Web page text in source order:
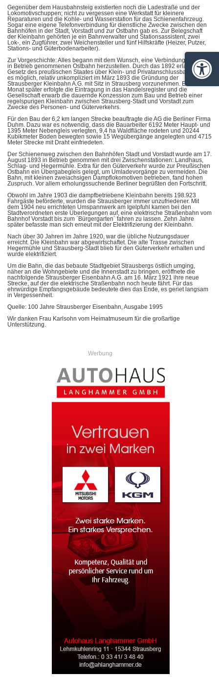
Gegenüber dem Hausbahnsteig existierten noch die Ladestraße und der
Lokomotivschuppen; nicht zu vergessen eine Werkstatt für kleinere
Reparaturen und die Kohle- und Wasserstation für das Schienenfahrzeug.
Sogar eine eigene Telefonverbindung für dienstliche Zwecke zwischen den
Bahnhöfen in der Stadt, Vorstadt und zur Ostbahn gab es. Zur Belegschaft
der Kleinbahn gehörten je ein Bahnverwalter und Stationsassistent, zwei
Lok-, ein Zugführer, zwei Weichensteller und fünf Hilfskräfte (Heizer, Putzer,
Stations- und Güterbodenarbeiter).
Zur Vorgeschichte: Alles begann mit dem Wunsch, eine Verbindung zur 1867
in Betrieb genommenen Ostbahn herzustellen. Durch das 1892 erlassene
Gesetz des preußischen Staates über Klein- und Privatanschlussbahnen war
es möglich, relativ unkompliziert im März 1893 die Gründung der
Strausberger Kleinbahn A.G. mit Sitz in Strausberg vorzunehmen. Einen
Monat später erfolgte die Eintragung in das Handelsregister und die
Gesellschaft erwarb die dauernde Konzession zum Bau und Betrieb einer
regelspurigen Kleinbahn zwischen Strausberg-Stadt und Vorstadt zum
Zwecke des Personen- und Güterverkehrs.
Für den Bau der 6,2 km langen Strecke beauftragte die AG die Berliner Firma
Duhm. Dazu war es notwendig, dass die Bauarbeiter 6192 Meter Haupt- und
1395 Meter Nebengleis verlegten, 9,4 ha Waldfläche rodeten und 20244
Kubikmeter Boden bewegten sowie 15 Wegübergänge angelegten und 4715
Meter Strecke mit Draht einfriedeten.
Der Schienenweg zwischen den Bahnhöfen Stadt und Vorstadt wurde am 17.
August 1893 in Betrieb genommen mit drei Zwischenstationen: Landhaus,
Schlag- und Hegermühle. Extra für den Güterverkehr wurde zur Preußischen
Ostbahn ein Übergabegleis gelegt, um Umladevorgänge zu vermeiden. Die
Bahn, mit kleinen zweiachsigen Dampflokomotiven betrieben, fand hohen
Zuspruch. Vor allem erholungssuchende Berliner begrüßten den Fortschritt.
Obwohl im Jahre 1903 die dampfbetriebene Kleinbahn bereits 198.923
Fahrgäste beförderte, wurden die Strausberger immer unzufriedener. Mit
dem 1904 neu errichteten Umspannwerk am Igelpfuhl kamen bei den
Stadtverordneten erste Überlegungen auf, eine elektrische Straßenbahn vom
Bahnhof Vorstadt bis zum `Bürgergarten` fahren zu lassen. Zehn Jahre
später befasste man sich erneut mit der Elektrifizierung der Kleinbahn.
Nach über 30 Jahren im Jahre 1920, war die übliche Nutzungsdauer
erreicht. Die Kleinbahn war abgewirtschaftet. Die alte Trasse zwischen
Hegermühle und Strausberg-Stadt blieb für den Güterverkehr erhalten und
wurde elektrifiziert.
Um die Bahn, die das bebaute Stadtgebiet Strausbergs östlich umging,
näher an die Wohngebiete und die Innenstadt zu bringen, eröffnete die
nachfolgende Strausberger Eisenbahn A.G. am 16. März 1921 ihre neue
Strecke, auf der die elektrische Straßenbahn noch heute fährt. Für das
ehrwürdige Empfangsgebäude bedeutete dies das Ende, es geriet langsam
in Vergessenheit.
Quelle: 100 Jahre Strausberger Eisenbahn, Ausgabe 1995
Wir danken Frau Karlsohn vom Heimatmuseum für die großartige
Unterstützung.
Werbung